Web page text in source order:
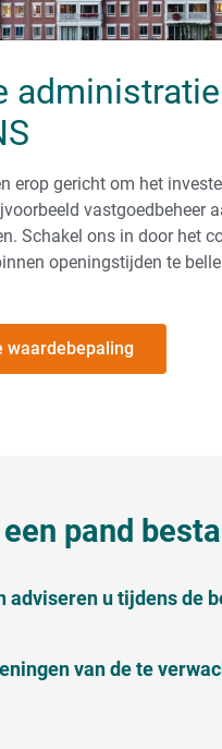
erop gericht om het
vastgoedbeheer
Schakel ons in door het
openingstijden te
waardebepaling
pand
adviseren u tijdens de
van de te